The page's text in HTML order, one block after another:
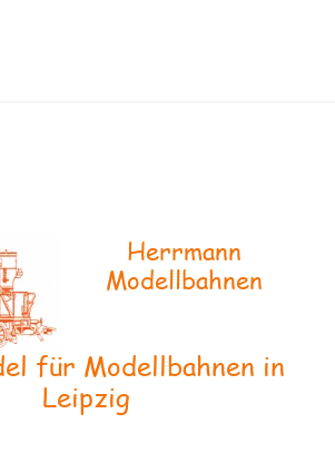
Herrmann
Modellbahnen
für Modellbahnen in
Leipzig